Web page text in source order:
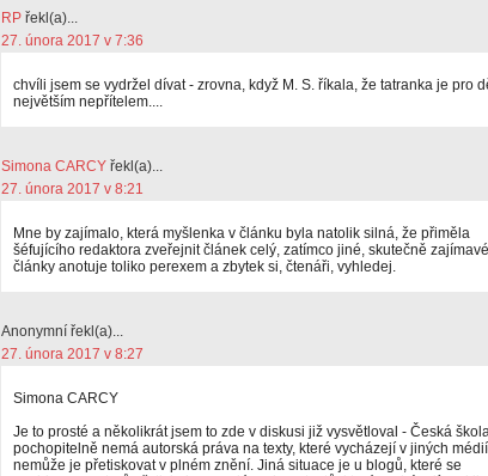
RP řekl(a)...
27. února 2017 v 7:36
chvíli jsem se vydržel dívat - zrovna, když M. S. říkala, že tatranka je pro
největším nepřítelem....
Simona CARCY řekl(a)...
27. února 2017 v 8:21
Mne by zajímalo, která myšlenka v článku byla natolik silná, že přiměla
šéfujícího redaktora zveřejnit článek celý, zatímco jiné, skutečně zajímavé
články anotuje toliko perexem a zbytek si, čtenáři, vyhledej.
Anonymní řekl(a)...
27. února 2017 v 8:27
Simona CARCY
Je to prosté a několikrát jsem to zde v diskusi již vysvětloval - Česká
pochopitelně nemá autorská práva na texty, které vycházejí v jiných
nemůže je přetiskovat v plném znění. Jiná situace je u blogů, které se